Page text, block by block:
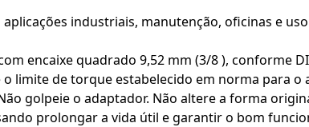
industriais, manutenção, oficinas e
encaixe quadrado 9,52 mm (3/8 ), conforme
limite de torque estabelecido em norma para o
golpeie o adaptador. Não altere a forma
prolongar a vida útil e garantir o bom